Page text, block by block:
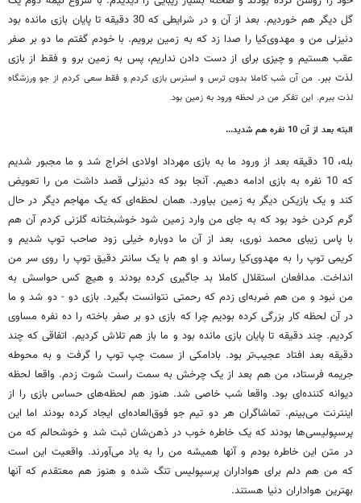
گل دیگر هم خوردیم. بعد از آن و در شرایطی که 30 دقیقه تا پایان بازی مانده بود
دنیزلی من و مهدوی‌کیا را صدا زد که به زمین برویم. با خودم گفتم ما دو بر صفر
عقب هستیم و چیزی برای از دست دادن نداریم، پس به زمین برو و فقط از بازی
لذت ببر. من آن شب کاملا بدون ترس و استرس بازی کردم و فقط سعی کردم از جو ورزشگاه
لذت ببرم. این تفکر من در لحظه ورود به زمین بود.
البته بعد از آن 10 نفره هم شدید...
بله، 10 دقیقه بعد از ورود ما به بازی مهرداد اولادی اخراج شد و ما مجبور شدیم
که 10 نفره به بازی ادامه دهیم. آنجا بود که دنیزلی قصد داشت من را تعویض
کند و یک بازیکن دیگر به زمین بیاورد. همان لحظه‌ای که یک مهاجم دیگر در حال
گرم کردن خود بود که به جای من وارد زمین شود خوشبختانه گلزنی کردم آن هم
با پاس زیبای محمد نوری، بعد از آن ما دوباره خیلی زود صاحب توپ شدیم و
کریمی توپ را به مهدوی‌کیا رساند و او هم با یک سانتر دقیق توپ را روی سر من
انداخت. مدافعان استقلال کاملا بد جاگیری کرده بودند و هیچ کس حواسش به
من نبود و من هم ضربه‌ای زدم که رحمتی نتوانست بگیرد. بازی دو - دو شد و ما
در آن لحظه کار بزرگی کرده بودیم چرا که بازی دو بر صفر باخته را ده نفره مساوی
کردیم. چند دقیقه تا پایان بازی مانده بود و ما باز هم تلاش کردیم. اتفاقی که چند
دقیقه بعد افتاد عجیب‌تر بود. بادامکی از سمت چپ توپ را گرفت و به محوطه
جریمه فرستاد، من هم بعد از یک چرخش به سمت راست شوت زدم. واقعا لحظه
دیوانه کننده‌ای بود. واقعا شب خاصی شد. هنوز هم لحظه‌های حساس بازی را از
اینترنت می‌بینم. تماشاگران هر دو تیم جو فوق‌العاده‌ای ایجاد کرده بودند اما این
پرسپولیسی‌ها بودند که یک خاطره خوب در ذهن‌شان ثبت شد و خوشحالم که من
در متن این خاطره بودم و آنها همیشه من را به یاد می‌آورند. واقعیت این است
که من هم دلم برای هواداران پرسپولیس تنگ شده و هنوز هم معتقدم که آنها
بهترین هواداران دنیا هستند.